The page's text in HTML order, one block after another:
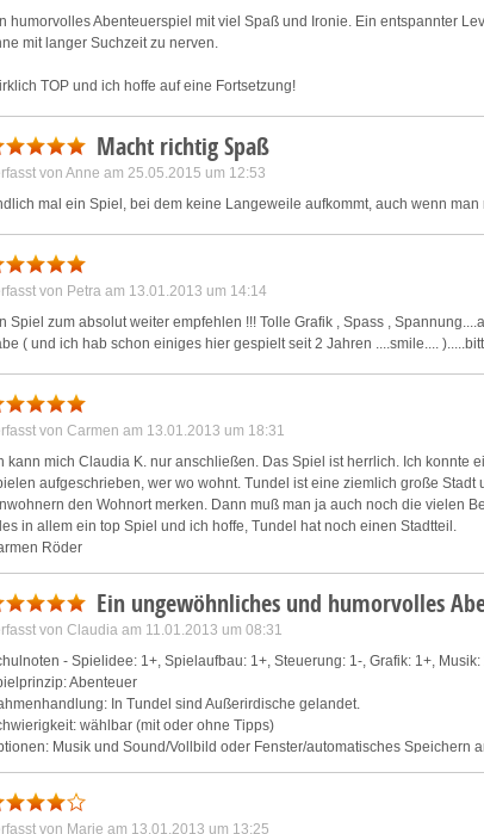
humorvolles Abenteuerspiel mit viel Spaß und Ironie. Ein entspannter
mit langer Suchzeit zu nerven.
TOP und ich hoffe auf eine Fortsetzung!
Macht richtig Spaß
von Anne am 25.05.2015 um 12:53
mal ein Spiel, bei dem keine Langeweile aufkommt, auch wenn
von Petra am 13.01.2013 um 14:14
Spiel zum absolut weiter empfehlen !!! Tolle Grafik , Spass ,
( und ich hab schon einiges hier gespielt seit 2 Jahren ....smile....
von Carmen am 13.01.2013 um 18:31
kann mich Claudia K. nur anschließen. Das Spiel ist herrlich. Ich konnte
aufgeschrieben, wer wo wohnt. Tundel ist eine ziemlich große
den Wohnort merken. Dann muß man ja auch noch die vielen
in allem ein top Spiel und ich hoffe, Tundel hat noch einen Stadtteil.
Röder
Ein ungewöhnliches und humorvolles
von Claudia am 11.01.2013 um 08:31
- Spielidee: 1+, Spielaufbau: 1+, Steuerung: 1-, Grafik: 1+,
Abenteuer
In Tundel sind Außerirdische gelandet.
wählbar (mit oder ohne Tipps)
Musik und Sound/Vollbild oder Fenster/automatisches Speichern
Boss schickt Dich nach Tundel, um den Bürgermeister zu interviewen,
Diener seiner Bürger hat sich auf einer Privatinsel verschanzt und
von Marie am 13.01.2013 um 13:25